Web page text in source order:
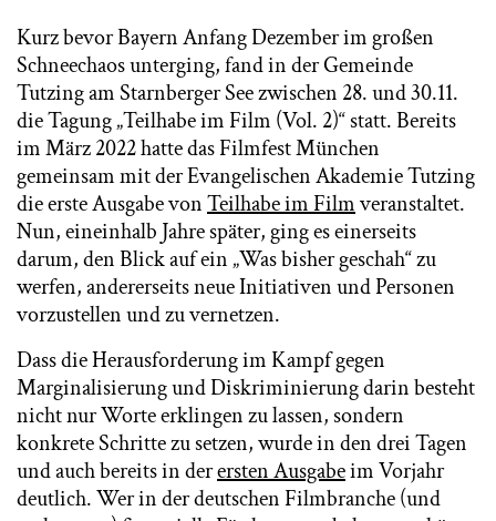
Kurz bevor Bayern Anfang Dezember im großen
Schneechaos unterging, fand in der Gemeinde
Tutzing am Starnberger See zwischen 28. und 30.11.
die Tagung „Teilhabe im Film (Vol. 2)“ statt. Bereits
im März 2022 hatte das Filmfest München
gemeinsam mit der Evangelischen Akademie Tutzing
die erste Ausgabe vonTeilhabe im Filmveranstaltet.
Nun, eineinhalb Jahre später, ging es einerseits
darum, den Blick auf ein „Was bisher geschah“ zu
werfen, andererseits neue Initiativen und Personen
vorzustellen und zu vernetzen.
Dass die Herausforderung im Kampf gegen
Marginalisierung und Diskriminierung darin besteht
nicht nur Worte erklingen zu lassen, sondern
konkrete Schritte zu setzen, wurde in den drei Tagen
und auch bereits in derersten Ausgabeim Vorjahr
deutlich. Wer in der deutschen Filmbranche (und